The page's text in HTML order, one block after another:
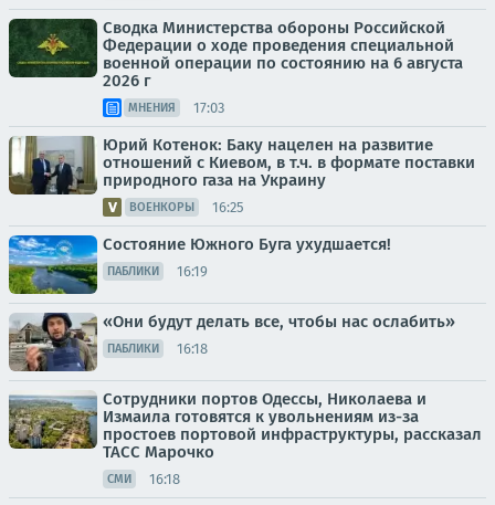
Сводка Министерства обороны Российской
Федерации о ходе проведения специальной
военной операции по состоянию на 6 августа
2026 г
МНЕНИЯ 17:03
Юрий Котенок: Баку нацелен на развитие
отношений с Киевом, в т.ч. в формате поставки
природного газа на Украину
ВОЕНКОРЫ 16:25
Состояние Южного Буга ухудшается!
ПАБЛИКИ 16:19
«Они будут делать все, чтобы нас ослабить»
ПАБЛИКИ 16:18
Сотрудники портов Одессы, Николаева и
Измаила готовятся к увольнениям из-за
простоев портовой инфраструктуры, рассказал
ТАСС Марочко
СМИ 16:18